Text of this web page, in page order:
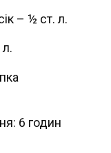
– ½ ст. л.
6 годин